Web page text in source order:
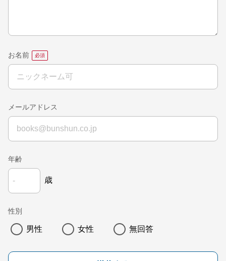
お名前
メールアドレス
年齢
歳
性別
男性 女性 無回答